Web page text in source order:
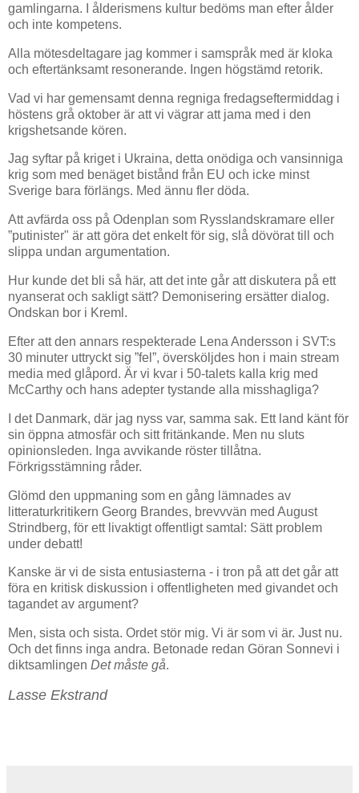
gamlingarna. I ålderismens kultur bedöms man efter ålder
och inte kompetens.
Alla mötesdeltagare jag kommer i samspråk med är kloka
och eftertänksamt resonerande. Ingen högstämd retorik.
Vad vi har gemensamt denna regniga fredagseftermiddag i
höstens grå oktober är att vi vägrar att jama med i den
krigshetsande kören.
Jag syftar på kriget i Ukraina, detta onödiga och vansinniga
krig som med benäget bistånd från EU och icke minst
Sverige bara förlängs. Med ännu fler döda.
Att avfärda oss på Odenplan som Rysslandskramare eller
”putinister" är att göra det enkelt för sig, slå dövörat till och
slippa undan argumentation.
Hur kunde det bli så här, att det inte går att diskutera på ett
nyanserat och sakligt sätt? Demonisering ersätter dialog.
Ondskan bor i Kreml.
Efter att den annars respekterade Lena Andersson i SVT:s
30 minuter uttryckt sig ”fel”, översköljdes hon i main stream
media med glåpord. Är vi kvar i 50-talets kalla krig med
McCarthy och hans adepter tystande alla misshagliga?
I det Danmark, där jag nyss var, samma sak. Ett land känt för
sin öppna atmosfär och sitt fritänkande. Men nu sluts
opinionsleden. Inga avvikande röster tillåtna.
Förkrigsstämning råder.
Glömd den uppmaning som en gång lämnades av
litteraturkritikern Georg Brandes, brevvvän med August
Strindberg, för ett livaktigt offentligt samtal: Sätt problem
under debatt!
Kanske är vi de sista entusiasterna - i tron på att det går att
föra en kritisk diskussion i offentligheten med givandet och
tagandet av argument?
Men, sista och sista. Ordet stör mig. Vi är som vi är. Just nu.
Och det finns inga andra. Betonade redan Göran Sonnevi i
diktsamlingen Det måste gå.
Lasse Ekstrand